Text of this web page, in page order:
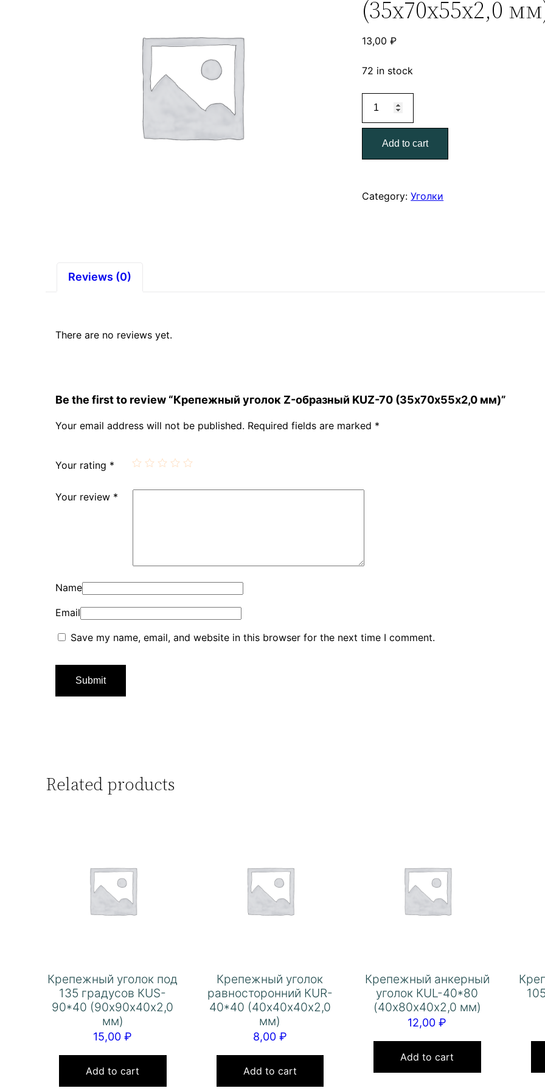
(35х70х55х2,0
13,00₽
72 in stock
Z-
образный
KUZ-
(35х70х55х2,0
Add to cart
Category:Уголки
Reviews (0)
There are no reviews yet.
Be the first to review “Крепежный уголок Z-образный KUZ-70 (35х70х55х2,0 мм)”
Your email address will not be published. Required fields are marked *
Your rating *
Your review *
Name
Email
Save my name, email, and website in this browser for the next time I comment.
Related products
Крепежный уголок под
135 градусов КUS-
90*40 (90х90х40х2,0
мм)
15,00₽
Add to cart
Крепежный уголок
равносторонний КUR-
40*40 (40х40х40х2,0
мм)
8,00 ₽
Add to cart
Крепежный анкерный
уголок КUL-40*80
(40х80х40х2,0 мм)
12,00₽
Add to cart